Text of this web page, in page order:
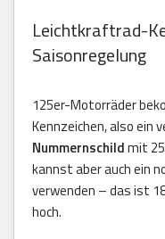
Leichtkraftrad-
Saisonregelung
125er-Motorräder
Kennzeichen, also ein
Nummernschildmit
kannst aber auch ein
verwenden – das ist
hoch.